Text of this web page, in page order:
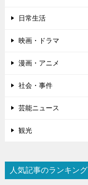
日常生活
映画・ドラマ
漫画・アニメ
社会・事件
芸能ニュース
観光
人気記事のランキング